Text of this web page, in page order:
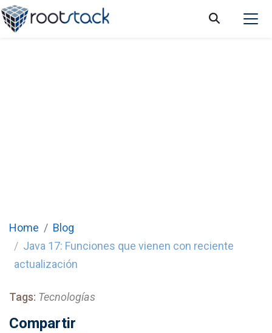
Home
Blog
Java 17: Funciones que vienen con reciente
actualización
Tags: Tecnologías
Compartir